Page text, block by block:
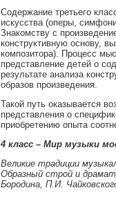
Содержание третьего
искусства (оперы,
Знакомству с
конструктивную основу,
композитора). Процесс
представление детей о
результате анализа
образов произведения.
Такой путь оказывается
представления о
приобретению опыта
4 класс – Мир музыки
Великие традиции
Образный строй и
Бородина, П.И.